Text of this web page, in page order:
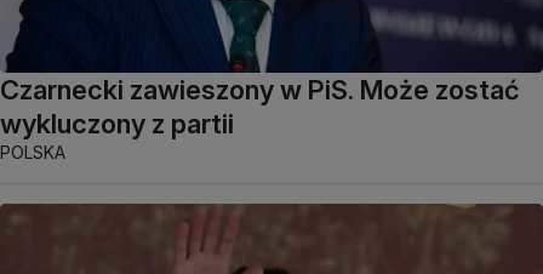
Czarnecki zawieszony w PiS. Może zostać
wykluczony z partii
POLSKA